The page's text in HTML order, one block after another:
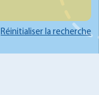
Réinitialiser la recherche